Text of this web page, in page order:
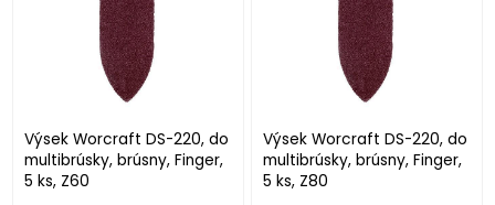
Výsek Worcraft DS-220, do
multibrúsky, brúsny, Finger,
5 ks, Z60
Výsek Worcraft DS-220, do
multibrúsky, brúsny, Finger,
5 ks, Z80